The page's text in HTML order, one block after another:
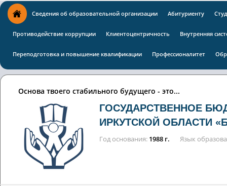
Сведения об образовательной организации Абитуриенту
Противодействие коррупции Клиентоцентричность Внутренняя
Переподготовка и повышение квалификации Профессионалитет
Основа твоего стабильного будущего - это...
ГОСУДАРСТВЕННОЕ
ИРКУТСКОЙ ОБЛАСТИ
Год основания 1988 г. Язык